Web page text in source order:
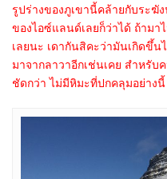
รูปร่างของภูเขานี้คล้ายกับระฆั
ของไอซ์แลนด์เลยก็ว่าได้ ถ้าม
เลยนะ เดากันสิคะว่ามันเกิดขึ้น
มาจากลาวาอีกเช่นเคย สำหรั
ชัดกว่า ไม่มีหิมะที่ปกคลุมอย่าง